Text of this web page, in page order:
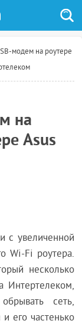
модем на роутере
на
Asus
с увеличенной
Wi-Fi роутера.
несколько
Интертелеком,
сеть,
и его частенько